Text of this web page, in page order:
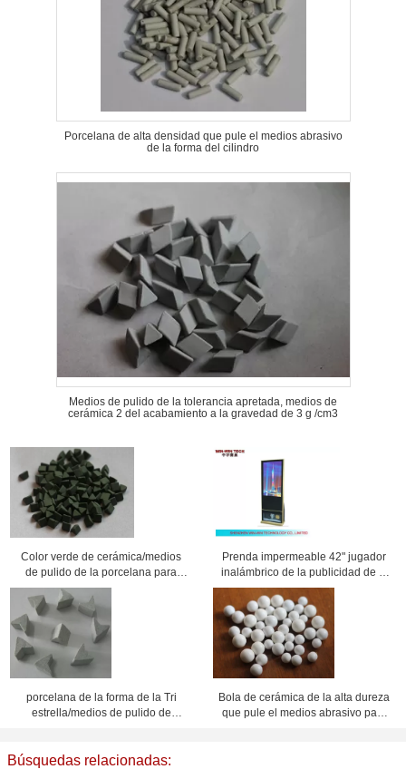
Porcelana de alta densidad que pule el medios abrasivo
de la forma del cilindro
Medios de pulido de la tolerancia apretada, medios de
cerámica 2 del acabamiento a la gravedad de 3 g /cm3
Color verde de cerámica/medios
de pulido de la porcelana para
quitar las rebabas/descalling
Prenda impermeable 42" jugador
inalámbrico de la publicidad de la
señalización de Digitaces con el
pulidor del zapato
porcelana de la forma de la Tri
estrella/medios de pulido de
Bola de cerámica de la alta dureza
que pule el medios abrasivo para
Búsquedas relacionadas: